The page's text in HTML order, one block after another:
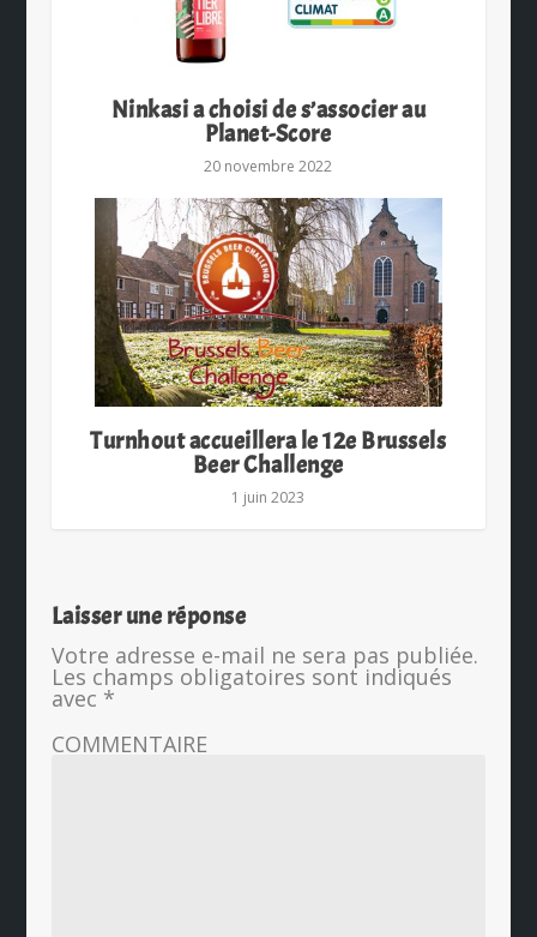
Ninkasi a choisi de s’associer au
Planet-Score
20 novembre 2022
Turnhout accueillera le 12e Brussels
Beer Challenge
1 juin 2023
Laisser une réponse
Votre adresse e-mail ne sera pas publiée.
Les champs obligatoires sont indiqués
avec *
COMMENTAIRE